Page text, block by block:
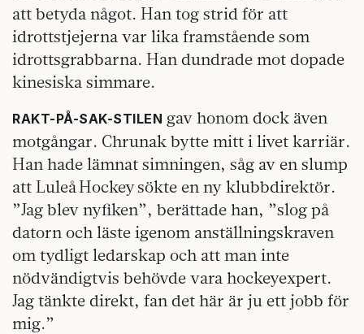
att betyda något. Han tog strid för att
idrottstjejerna var lika framstående som
idrottsgrabbarna. Han dundrade mot dopade
kinesiska simmare.
RAKT-PÅ-SAK-STILEN gav honom dock även
motgångar. Chrunak bytte mitt i livet karriär.
Han hade lämnat simningen, såg av en slump
att Luleå Hockey sökte en ny klubbdirektör.
”Jag blev nyfiken”, berättade han, ”slog på
datorn och läste igenom anställningskraven
om tydligt ledarskap och att man inte
nödvändigtvis behövde vara hockeyexpert.
Jag tänkte direkt, fan det här är ju ett jobb för
mig.”